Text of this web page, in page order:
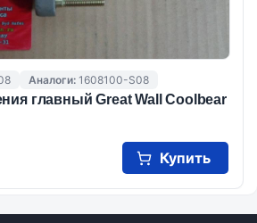
Аналоги: 1608100-S08
главный Great Wall Coolbear
Купить